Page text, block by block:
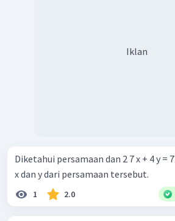
Iklan
Diketahui persamaan dan 2 7 x + 4 y =
x dan y dari persamaan tersebut.
1 2.0